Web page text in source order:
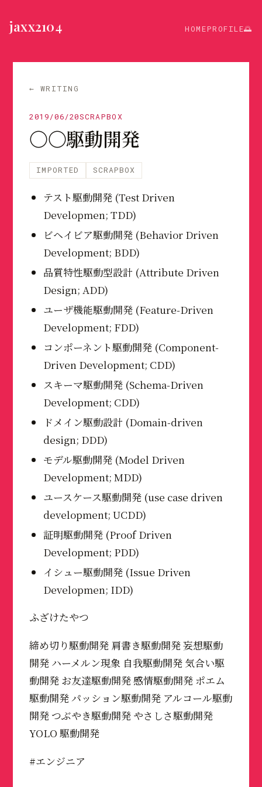
jaxx2104 HOMEPROFILE🌅
← WRITING
2019/06/20SCRAPBOX
〇〇駆動開発
IMPORTED SCRAPBOX
テスト駆動開発 (Test Driven
Developmen; TDD)
ビヘイビア駆動開発 (Behavior Driven
Development; BDD)
品質特性駆動型設計 (Attribute Driven
Design; ADD)
ユーザ機能駆動開発 (Feature-Driven
Development; FDD)
コンポーネント駆動開発 (Component-
Driven Development; CDD)
スキーマ駆動開発 (Schema-Driven
Development; CDD)
ドメイン駆動設計 (Domain-driven
design; DDD)
モデル駆動開発 (Model Driven
Development; MDD)
ユースケース駆動開発 (use case driven
development; UCDD)
証明駆動開発 (Proof Driven
Development; PDD)
イシュー駆動開発 (Issue Driven
Developmen; IDD)
ふざけたやつ
締め切り駆動開発 肩書き駆動開発 妄想駆動
開発 ハーメルン現象 自我駆動開発 気合い駆
動開発 お友達駆動開発 感情駆動開発 ポエム
駆動開発 パッション駆動開発 アルコール駆動
開発 つぶやき駆動開発 やさしさ駆動開発
YOLO 駆動開発
#エンジニア